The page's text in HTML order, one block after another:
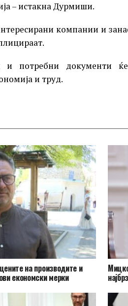
– истакна Дурмиши.
компании и
и потребни документи
и труд.
на производите и
економски мерки